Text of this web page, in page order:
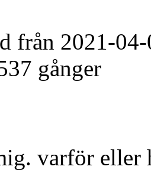
från 2021-
gånger
varför eller